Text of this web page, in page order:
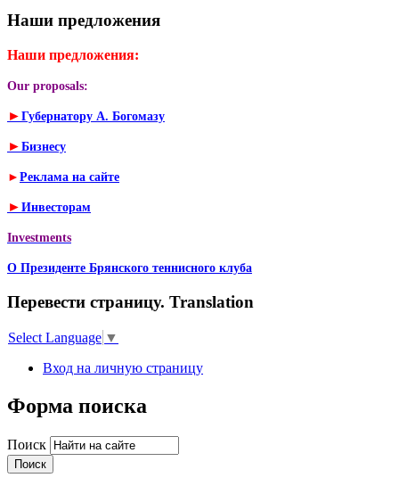
Наши предложения
Наши предложения:
Our proposals:
► Губернатору А. Богомазу
► Бизнесу
► Реклама на сайте
► Инвесторам
Investments
О Президенте Брянского теннисного клуба
Перевести страницу. Translation
Select Language ▼
Вход на личную страницу
Форма поиска
Поиск